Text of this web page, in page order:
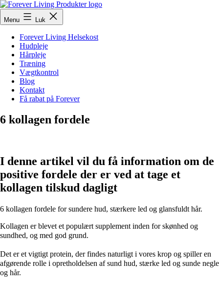
Fortsæt
til
indhold
ForeverLivingProdukter
Menu Luk
Forever Living Helsekost
Hudpleje
Hårpleje
Træning
Vægtkontrol
Blog
Kontakt
Få rabat på Forever
6 kollagen fordele
I denne artikel vil du få information om de
positive fordele der er ved at tage et
kollagen tilskud dagligt
6 kollagen fordele for sundere hud, stærkere led og glansfuldt hår.
Kollagen er blevet et populært supplement inden for skønhed og
sundhed, og med god grund.
Det er et vigtigt protein, der findes naturligt i vores krop og spiller en
afgørende rolle i opretholdelsen af ​​sund hud, stærke led og sunde negle
og hår.